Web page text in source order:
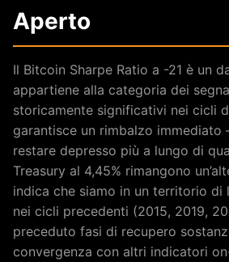
Aperto
Il Bitcoin Sharpe Ratio a -21 è un
appartiene alla categoria dei
storicamente significativi nei cicli
garantisce un rimbalzo
restare depresso più a lungo di
Treasury al 4,45% rimangono
indica che siamo in un territorio di
nei cicli precedenti (2015, 2019,
preceduto fasi di recupero
convergenza con altri indicatori